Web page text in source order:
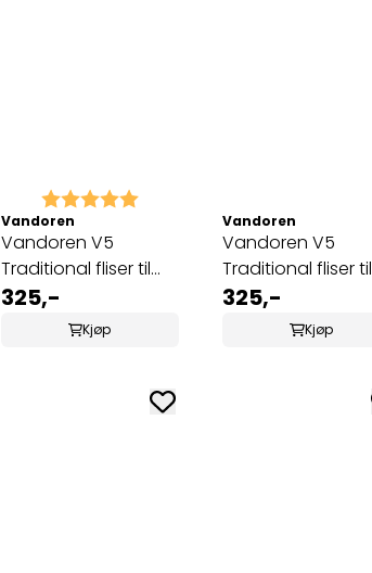
Karakter: 5.0 av 5 mulige
Vandoren
Vandoren V5
Traditional fliser til
bassklarinett 3
325,-
Kjøp
Vandoren
Vandoren V5
Traditional fliser til
bassklarinett 3 1/2
(CR1235)
325,-
Kjøp